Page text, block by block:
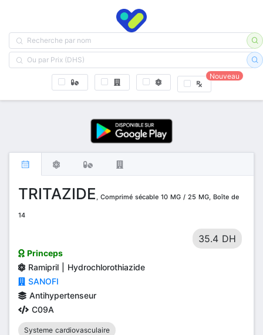
Nouveau
TRITAZIDE , Comprimé sécable 10 MG / 25 MG, Boîte de
14
35.4 DH
Princeps
Ramipril | Hydrochlorothiazide
SANOFI
Antihypertenseur
C09A
Systeme cardiovasculaire